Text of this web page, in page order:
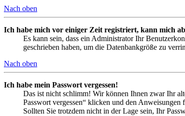
Nach oben
Ich habe mich vor einiger Zeit registriert, kann mich
Es kann sein, dass ein Administrator Ihr
geschrieben haben, um die Datenbankgröße zu
Nach oben
Ich habe mein Passwort vergessen!
Das ist nicht schlimm! Wir können Ihnen zwar Ihr
Passwort vergessen“ klicken und den
Sollten Sie trotzdem nicht in der Lage sein, Ihr